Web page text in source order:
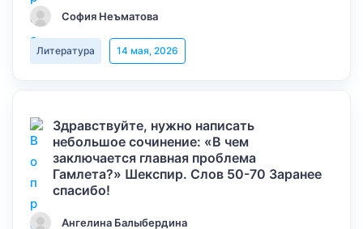
София Неъматова
Литература 14 мая, 2026
Здравствуйте, нужно написать
небольшое сочинение: «В чем
заключается главная проблема
Гамлета?» Шекспир. Слов 50-70 Заранее
спасибо!
Ангелина Балыбердина